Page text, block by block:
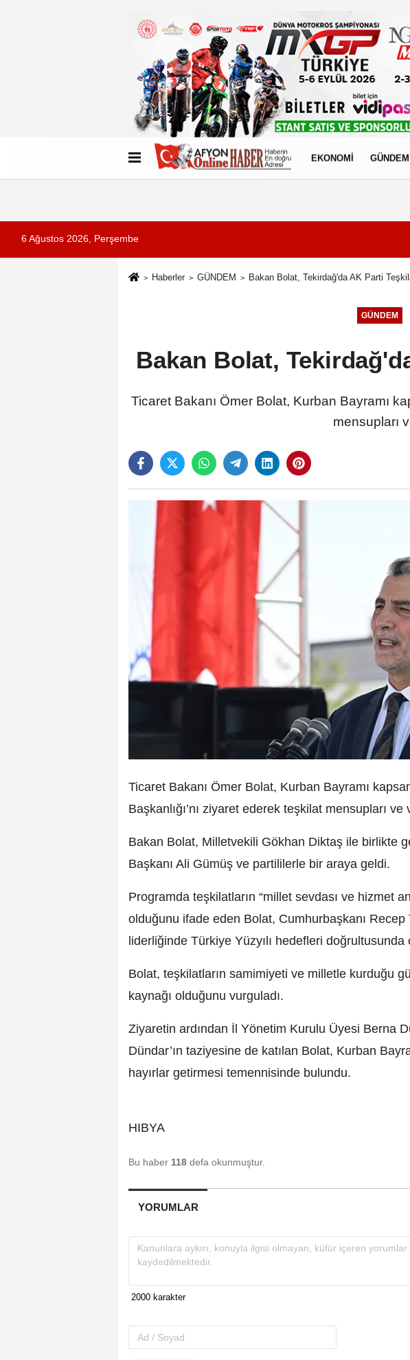
Künye İletişim Çerez Politikası
EKONOMİ GÜNDEM
6 Ağustos 2026, Perşembe
Haberler GÜNDEM Bakan Bolat, Tekirdağ'da AK Parti
GÜNDEM
Bakan Bolat,
Ticaret Bakanı Ömer Bolat, Kurban Bayramı
mensupları
Ticaret Bakanı Ömer Bolat, Kurban Bayramı
Başkanlığı’nı ziyaret ederek teşkilat mensupları
Bakan Bolat, Milletvekili Gökhan Diktaş ile birlikte
Başkanı Ali Gümüş ve partililerle bir araya geldi.
Programda teşkilatların “millet sevdası ve hizmet
olduğunu ifade eden Bolat, Cumhurbaşkanı Recep
liderliğinde Türkiye Yüzyılı hedefleri doğrultusunda
Bolat, teşkilatların samimiyeti ve milletle kurduğu
kaynağı olduğunu vurguladı.
Ziyaretin ardından İl Yönetim Kurulu Üyesi Berna
Dündar’ın taziyesine de katılan Bolat, Kurban
hayırlar getirmesi temennisinde bulundu.
HIBYA
Bu haber 118 defa okunmuştur.
YORUMLAR